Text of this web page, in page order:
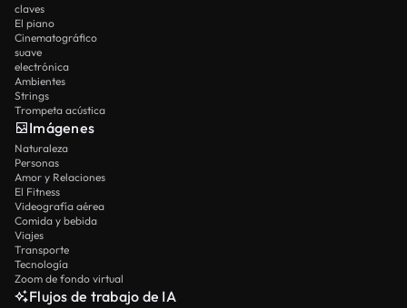
claves
El piano
Cinematográfico
suave
electrónica
Ambientes
Strings
Trompeta acústica
Imágenes
Naturaleza
Personas
Amor y Relaciones
El Fitness
Videografía aérea
Comida y bebida
Viajes
Transporte
Tecnología
Zoom de fondo virtual
Flujos de trabajo de IA